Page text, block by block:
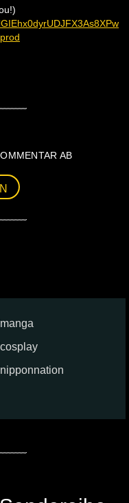
AB
manga
cosplay
nipponnation